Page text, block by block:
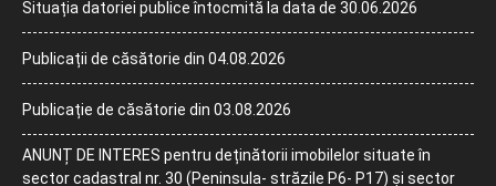
Situația datoriei publice întocmită la data de 30.06.2026
Publicații de căsătorie din 04.08.2026
Publicație de căsătorie din 03.08.2026
ANUNȚ DE INTERES pentru deținătorii imobilelor situate în
sector cadastral nr. 30 (Peninsula- străzile P6- P17) și sector